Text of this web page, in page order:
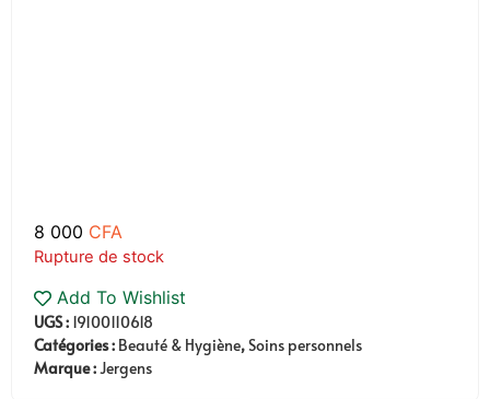
8 000 CFA
Rupture de stock
Add To Wishlist
UGS : 19100110618
Catégories : Beauté & Hygiène,Soins personnels
Marque :Jergens